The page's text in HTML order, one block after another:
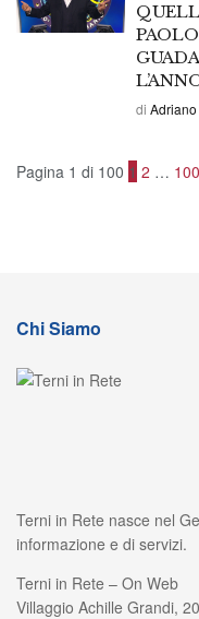
di
Pagina 1 di 100 1 2 … 100
Chi Siamo
Terni in Rete nasce nel
informazione e di servizi.
Terni in Rete – On Web
Villaggio Achille Grandi, 20